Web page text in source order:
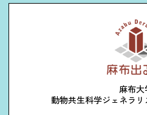
麻布大
動物共生科学ジェネラ